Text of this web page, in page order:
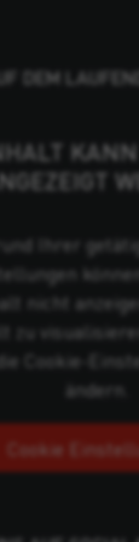
DEM
Ihrer
nicht
zu
die Cookie-
ändern.
Cookie